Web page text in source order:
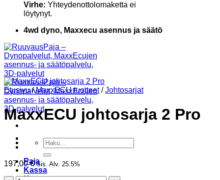
Virhe: Yhteydenottolomaketta ei
löytynyt.
4wd dyno, Maxxecu asennus ja säätö
Etsi:
Paja
Kassa
Etusivu / MaxxECU tuotteet / Johtosarjat
MaxxECU johtosarja 2 Pro
197,00€ Sis. Alv. 25.5%